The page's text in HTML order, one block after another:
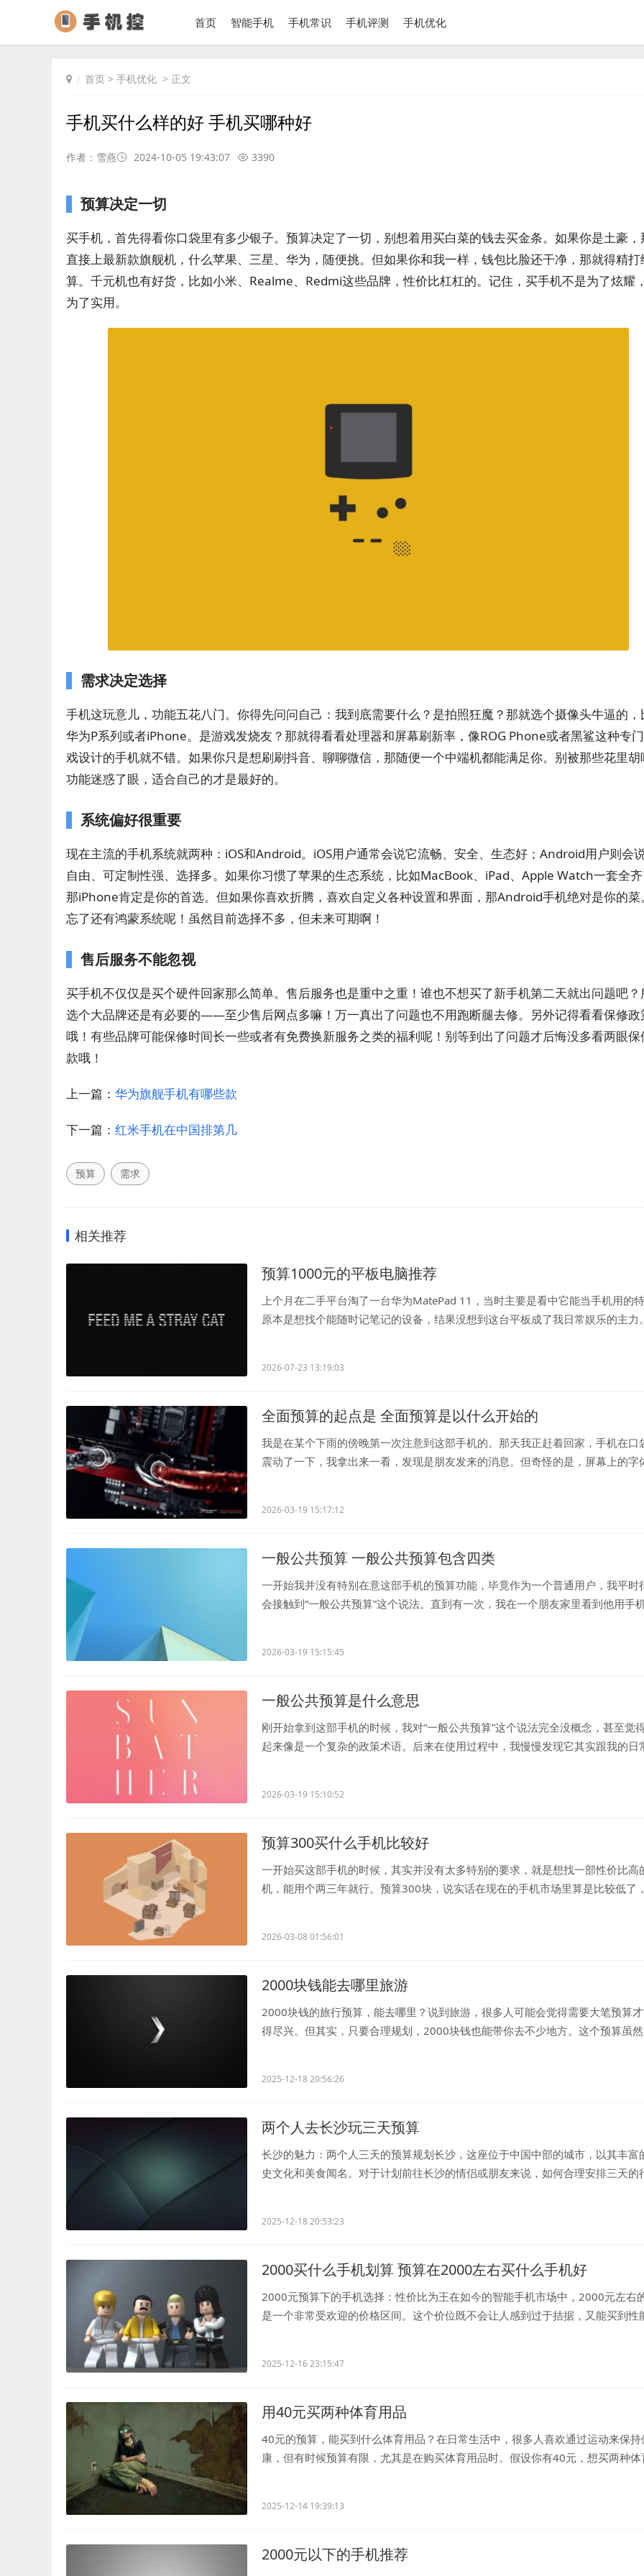
首页 智能手机 手机常识 手机评测 手机优化
首页 > 手机优化 > 正文
手机买什么样的好 手机买哪种好
作者：雪燕 2024-10-05 19:43:07 3390
预算决定一切
买手机，首先得看你口袋里有多少银子。预算决定了一切，别想着用买白菜的钱去买金条。如果你是土豪，
直接上最新款旗舰机，什么苹果、三星、华为，随便挑。但如果你和我一样，钱包比脸还干净，那就得精打
算。千元机也有好货，比如小米、Realme、Redmi这些品牌，性价比杠杠的。记住，买手机不是为了炫耀
为了实用。
需求决定选择
手机这玩意儿，功能五花八门。你得先问问自己：我到底需要什么？是拍照狂魔？那就选个摄像头牛逼的，
华为P系列或者iPhone。是游戏发烧友？那就得看看处理器和屏幕刷新率，像ROG Phone或者黑鲨这种专
戏设计的手机就不错。如果你只是想刷刷抖音、聊聊微信，那随便一个中端机都能满足你。别被那些花里胡
功能迷惑了眼，适合自己的才是最好的。
系统偏好很重要
现在主流的手机系统就两种：iOS和Android。iOS用户通常会说它流畅、安全、生态好；Android用户则会
自由、可定制性强、选择多。如果你习惯了苹果的生态系统，比如MacBook、iPad、Apple Watch一套全齐
那iPhone肯定是你的首选。但如果你喜欢折腾，喜欢自定义各种设置和界面，那Android手机绝对是你的菜
忘了还有鸿蒙系统呢！虽然目前选择不多，但未来可期啊！
售后服务不能忽视
买手机不仅仅是买个硬件回家那么简单。售后服务也是重中之重！谁也不想买了新手机第二天就出问题吧？
选个大品牌还是有必要的——至少售后网点多嘛！万一真出了问题也不用跑断腿去修。另外记得看看保修政
哦！有些品牌可能保修时间长一些或者有免费换新服务之类的福利呢！别等到出了问题才后悔没多看两眼保
款哦！
上一篇： 华为旗舰手机有哪些款
下一篇： 红米手机在中国排第几
预算 需求
相关推荐
预算1000元的平板电脑推荐
上个月在二手平台淘了一台华为MatePad 11，当时主要是看中它能当手机用的特
原本是想找个能随时记笔记的设备，结果没想到这台平板成了我日常娱乐的主力
2026-07-23 13:19:03
全面预算的起点是 全面预算是以什么开始的
我是在某个下雨的傍晚第一次注意到这部手机的。那天我正赶着回家，手机在口
震动了一下，我拿出来一看，发现是朋友发来的消息。但奇怪的是，屏幕上的字
2026-03-19 15:17:12
一般公共预算 一般公共预算包含四类
一开始我并没有特别在意这部手机的预算功能，毕竟作为一个普通用户，我平时
会接触到“一般公共预算”这个说法。直到有一次，我在一个朋友家里看到他用手
2026-03-19 15:15:45
一般公共预算是什么意思
刚开始拿到这部手机的时候，我对“一般公共预算”这个说法完全没概念，甚至觉
起来像是一个复杂的政策术语。后来在使用过程中，我慢慢发现它其实跟我的日
2026-03-19 15:10:52
预算300买什么手机比较好
一开始买这部手机的时候，其实并没有太多特别的要求，就是想找一部性价比高
机，能用个两三年就行。预算300块，说实话在现在的手机市场里算是比较低了
2026-03-08 01:56:01
2000块钱能去哪里旅游
2000块钱的旅行预算，能去哪里？说到旅游，很多人可能会觉得需要大笔预算
得尽兴。但其实，只要合理规划，2000块钱也能带你去不少地方。这个预算虽
2025-12-18 20:56:26
两个人去长沙玩三天预算
长沙的魅力：两个人三天的预算规划长沙，这座位于中国中部的城市，以其丰富
史文化和美食闻名。对于计划前往长沙的情侣或朋友来说，如何合理安排三天的
2025-12-18 20:53:23
2000买什么手机划算 预算在2000左右买什么手机好
2000元预算下的手机选择：性价比为王在如今的智能手机市场中，2000元左右
是一个非常受欢迎的价格区间。这个价位既不会让人感到过于拮据，又能买到性
2025-12-16 23:15:47
用40元买两种体育用品
40元的预算，能买到什么体育用品？在日常生活中，很多人喜欢通过运动来保持
康，但有时候预算有限，尤其是在购买体育用品时。假设你有40元，想买两种体
2025-12-14 19:39:13
2000元以下的手机推荐